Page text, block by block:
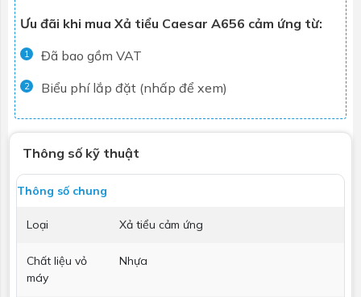
Ưu đãi khi mua Xả tiểu Caesar A656 cảm ứng từ:
1 Đã bao gồm VAT
2 Biểu phí lắp đặt (nhấp để xem)
Thông số kỹ thuật
Thông số chung
Loại Xả tiểu cảm ứng
Chất liệu vỏ
máy
Nhựa